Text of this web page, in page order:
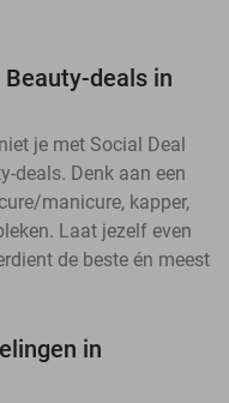
deals in
je met Social Deal
deals. Denk aan een
manicure, kapper,
Laat jezelf even
de beste én meest
in